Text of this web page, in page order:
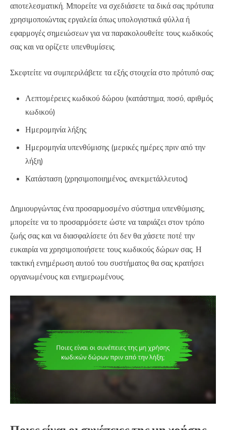
αποτελεσματική. Μπορείτε να σχεδιάσετε τα δικά σας πρότυπα
χρησιμοποιώντας εργαλεία όπως υπολογιστικά φύλλα ή
εφαρμογές σημειώσεων για να παρακολουθείτε τους κωδικούς
σας και να ορίζετε υπενθυμίσεις.
Σκεφτείτε να συμπεριλάβετε τα εξής στοιχεία στο πρότυπό σας:
Λεπτομέρειες κωδικού δώρου (κατάστημα, ποσό, αριθμός
κωδικού)
Ημερομηνία λήξης
Ημερομηνία υπενθύμισης (μερικές ημέρες πριν από την
λήξη)
Κατάσταση (χρησιμοποιημένος, ανεκμετάλλευτος)
Δημιουργώντας ένα προσαρμοσμένο σύστημα υπενθύμισης,
μπορείτε να το προσαρμόσετε ώστε να ταιριάζει στον τρόπο
ζωής σας και να διασφαλίσετε ότι δεν θα χάσετε ποτέ την
ευκαιρία να χρησιμοποιήσετε τους κωδικούς δώρων σας. Η
τακτική ενημέρωση αυτού του συστήματος θα σας κρατήσει
οργανωμένους και ενημερωμένους.